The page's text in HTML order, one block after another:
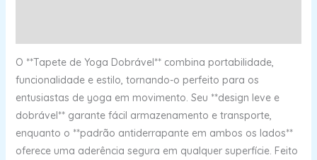
O **Tapete de Yoga Dobrável** combina portabilidade,
funcionalidade e estilo, tornando-o perfeito para os
entusiastas de yoga em movimento. Seu **design leve e
dobrável** garante fácil armazenamento e transporte,
enquanto o **padrão antiderrapante em ambos os lados**
oferece uma aderência segura em qualquer superfície. Feito